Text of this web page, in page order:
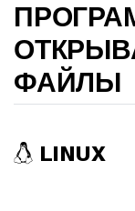
ФАЙЛЫ
LINUX